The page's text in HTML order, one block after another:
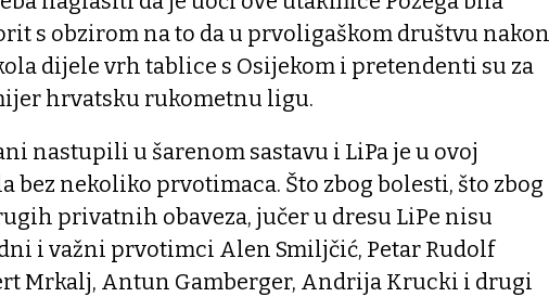
s obzirom na to da u prvoligaškom društvu nakon
dijele vrh tablice s Osijekom i pretendenti su za
hrvatsku rukometnu ligu.
nastupili u šarenom sastavu i LiPa je u ovoj
bez nekoliko prvotimaca. Što zbog bolesti, što zbog
privatnih obaveza, jučer u dresu LiPe nisu
i važni prvotimci Alen Smiljčić, Petar Rudolf
Mrkalj, Antun Gamberger, Andrija Krucki i drugi